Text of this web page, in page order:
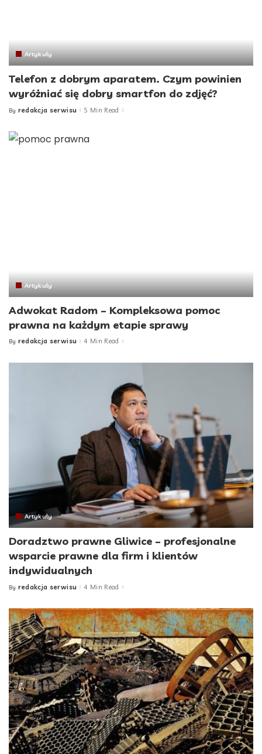
Artykuły
Telefon z dobrym aparatem. Czym powinien
wyróżniać się dobry smartfon do zdjęć?
Posted
By redakcja serwisu 5 Min Read
Artykuły
Adwokat Radom – Kompleksowa pomoc
prawna na każdym etapie sprawy
Posted
By redakcja serwisu 4 Min Read
Artykuły
Doradztwo prawne Gliwice – profesjonalne
wsparcie prawne dla firm i klientów
indywidualnych
Posted
By redakcja serwisu 4 Min Read